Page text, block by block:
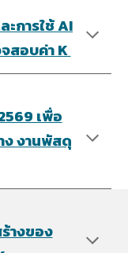
การใช้ AI
สอบค่า K
เพื่อ
ง งานพัสดุ
างของ